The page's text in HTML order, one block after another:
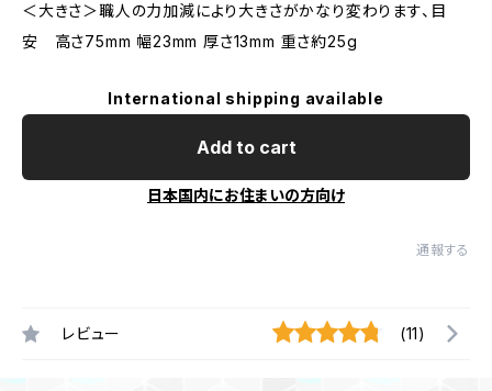
＜大きさ＞職人の力加減により大きさがかなり変わります、目
安 高さ75mm 幅23mm 厚さ13mm 重さ約25g
International shipping available
Add to cart
日本国内にお住まいの方向け
通報する
レビュー (11)